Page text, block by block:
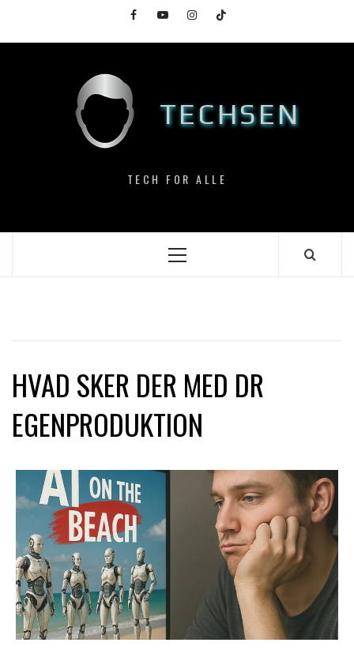
content
FacebookYouTubeInstagramTikTok
TECHSEN
TECH FOR ALLE
Primary
HVAD SKER DER MED DR
EGENPRODUKTION